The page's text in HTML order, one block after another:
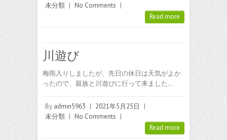
未分類 | No Comments |
Read more
川遊び
梅雨入りしましたが、先日の休日は天気がよか
ったので、親族と川遊びに行って来ました…
By admin5963 | 2021年5月25日
|
未分類 | No Comments |
Read more